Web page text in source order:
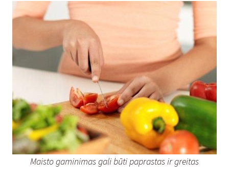
Maisto gaminimas gali būti paprastas ir greitas